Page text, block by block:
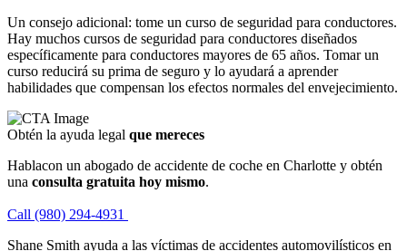
Un consejo adicional: tome un curso de seguridad para conductores.
Hay muchos cursos de seguridad para conductores diseñados
específicamente para conductores mayores de 65 años. Tomar un
curso reducirá su prima de seguro y lo ayudará a aprender
habilidades que compensan los efectos normales del envejecimiento.
Obtén la ayuda legal que mereces
Hablacon un abogado de accidente de coche en Charlotte y obtén
una consulta gratuita hoy mismo.
Call (980) 294-4931
Shane Smith ayuda a las víctimas de accidentes automovilísticos en